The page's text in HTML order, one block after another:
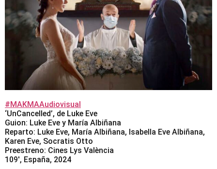
#MAKMAAudiovisual
‘UnCancelled’, de Luke Eve
Guion: Luke Eve y María Albiñana
Reparto: Luke Eve, María Albiñana, Isabella Eve Albiñana,
Karen Eve, Socratis Otto
Preestreno: Cines Lys València
109′, España, 2024